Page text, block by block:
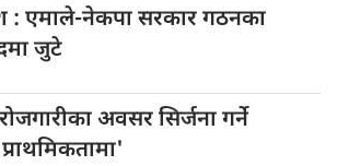
: एमाले-नेकपा सरकार गठनका
जुटे
अवसर सिर्जना गर्ने